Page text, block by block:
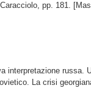
, pp. 181.
interpretazione russa.
La crisi